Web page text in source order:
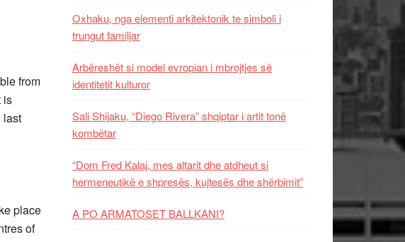
from
is
last
place
of
Oxhaku, nga elementi arkitektonik te simboli i
trungut familjar
Arbëreshët si model evropian i mbrojtjes së
identitetit kulturor
Sali Shijaku, “Diego Rivera” shqiptar i artit tonë
kombëtar
“Dom Fred Kalaj, mes altarit dhe atdheut si
hermeneutikë e shpresës, kujtesës dhe shërbimit”
A PO ARMATOSET BALLKANI?